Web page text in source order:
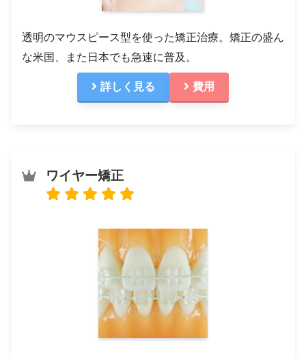
透明のマウスピース型を使った矯正治療。矯正の盛ん
な米国、また日本でも急速に普及。
詳しく見る 費用
ワイヤー矯正